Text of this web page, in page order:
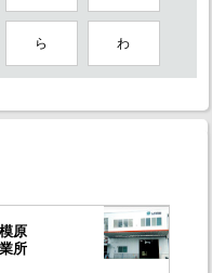
ら わ
原
所